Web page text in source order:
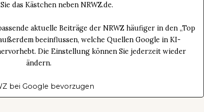
das Kästchen neben NRWZ.de.
aktuelle Beiträge der NRWZ häufiger in den „Top
beeinflussen, welche Quellen Google in KI-
Die Einstellung können Sie jederzeit wieder
ändern.
bei Google bevorzugen